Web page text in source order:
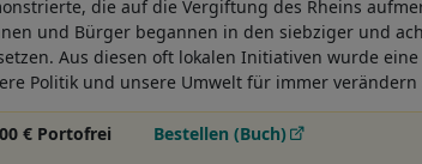
die auf die Vergiftung des Rheins
und Bürger begannen in den siebziger und
Aus diesen oft lokalen Initiativen wurde
Politik und unsere Umwelt für immer verändern
€ Portofrei Bestellen (Buch)